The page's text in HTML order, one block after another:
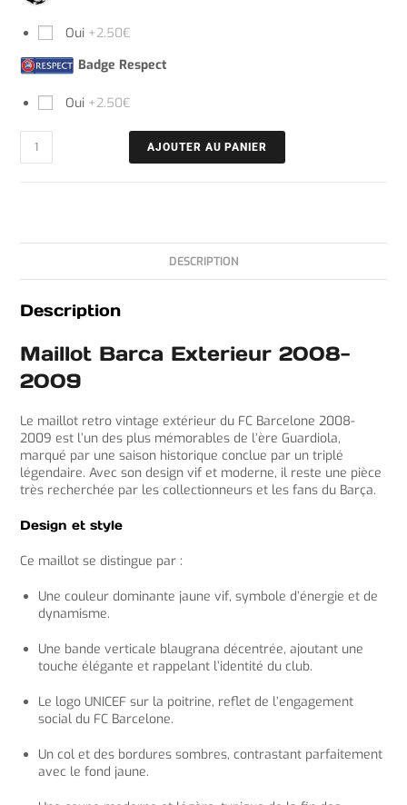
Oui +2.50€
Badge Respect
Oui +2.50€
AJOUTER AU PANIER
DESCRIPTION
Description
Maillot Barca Exterieur 2008-
2009
Le maillot retro vintage extérieur du FC Barcelone 2008-
2009 est l’un des plus mémorables de l’ère Guardiola,
marqué par une saison historique conclue par un triplé
légendaire. Avec son design vif et moderne, il reste une pièce
très recherchée par les collectionneurs et les fans du Barça.
Design et style
Ce maillot se distingue par :
Une couleur dominante jaune vif, symbole d’énergie et de
dynamisme.
Une bande verticale blaugrana décentrée, ajoutant une
touche élégante et rappelant l’identité du club.
Le logo UNICEF sur la poitrine, reflet de l’engagement
social du FC Barcelone.
Un col et des bordures sombres, contrastant parfaitement
avec le fond jaune.